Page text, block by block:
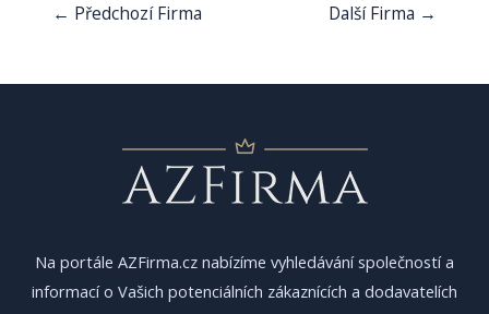
Navigace
← Předchozí Firma Další Firma →
Na portále AZFirma.cz nabízíme vyhledávání společností a
informací o Vašich potenciálních zákaznících a dodavatelích